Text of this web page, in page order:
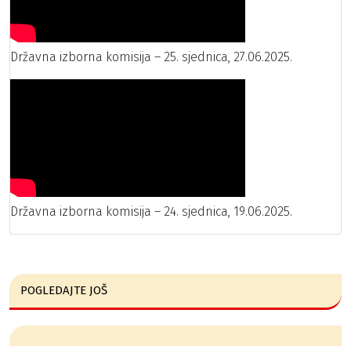
Državna izborna komisija – 25. sjednica, 27.06.2025.
Državna izborna komisija – 24. sjednica, 19.06.2025.
POGLEDAJTE JOŠ